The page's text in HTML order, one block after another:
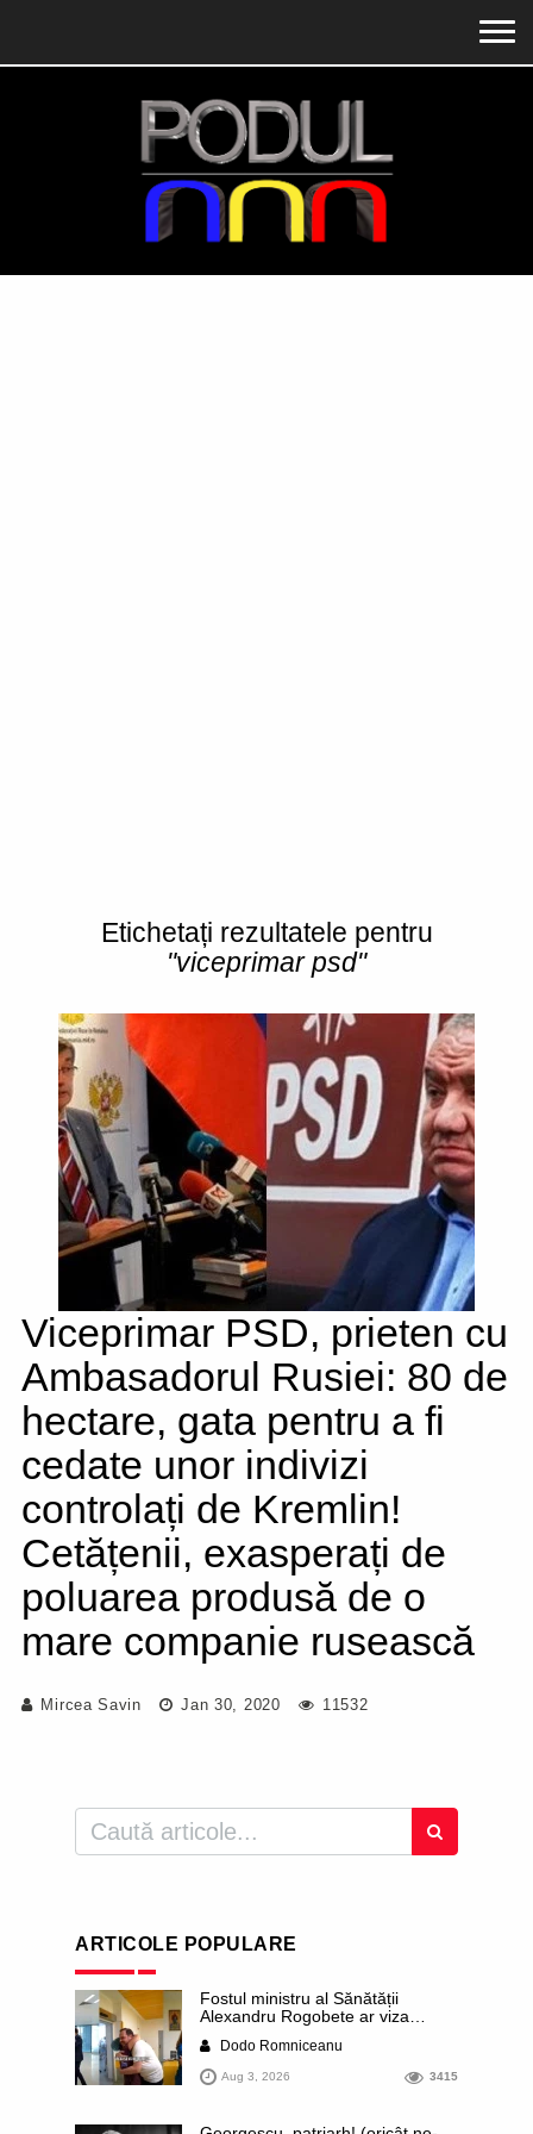
Etichetați rezultatele pentru
"viceprimar psd"
Viceprimar PSD, prieten cu
Ambasadorul Rusiei: 80 de
hectare, gata pentru a fi
cedate unor indivizi
controlați de Kremlin!
Cetățenii, exasperați de
poluarea produsă de o
mare companie rusească
Mircea Savin Jan 30, 2020 11532
ARTICOLE POPULARE
Fostul ministru al Sănătății
Alexandru Rogobete ar viza
al orașului Timișoara. Pesedistul
publică imagini demne de Coreea
de Nord cu femei din Timișoara
Dodo Romniceanu
Aug 3, 2026 3415